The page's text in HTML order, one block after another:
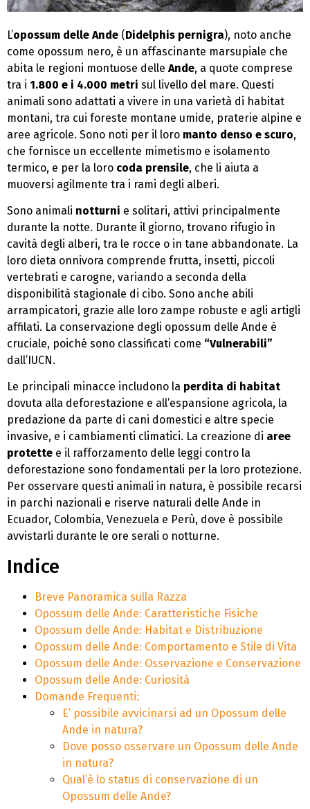
L’opossum delle Ande (Didelphis pernigra), noto anche
come opossum nero, è un affascinante marsupiale che
abita le regioni montuose delle Ande, a quote comprese
tra i 1.800 e i 4.000 metri sul livello del mare. Questi
animali sono adattati a vivere in una varietà di habitat
montani, tra cui foreste montane umide, praterie alpine e
aree agricole. Sono noti per il loro manto denso e scuro,
che fornisce un eccellente mimetismo e isolamento
termico, e per la loro coda prensile, che li aiuta a
muoversi agilmente tra i rami degli alberi.
Sono animali notturni e solitari, attivi principalmente
durante la notte. Durante il giorno, trovano rifugio in
cavità degli alberi, tra le rocce o in tane abbandonate. La
loro dieta onnivora comprende frutta, insetti, piccoli
vertebrati e carogne, variando a seconda della
disponibilità stagionale di cibo. Sono anche abili
arrampicatori, grazie alle loro zampe robuste e agli artigli
affilati. La conservazione degli opossum delle Ande è
cruciale, poiché sono classificati come “Vulnerabili”
dall’IUCN.
Le principali minacce includono la perdita di habitat
dovuta alla deforestazione e all’espansione agricola, la
predazione da parte di cani domestici e altre specie
invasive, e i cambiamenti climatici. La creazione di aree
protette e il rafforzamento delle leggi contro la
deforestazione sono fondamentali per la loro protezione.
Per osservare questi animali in natura, è possibile recarsi
in parchi nazionali e riserve naturali delle Ande in
Ecuador, Colombia, Venezuela e Perù, dove è possibile
avvistarli durante le ore serali o notturne.
Indice
Breve Panoramica sulla Razza
Opossum delle Ande: Caratteristiche Fisiche
Opossum delle Ande: Habitat e Distribuzione
Opossum delle Ande: Comportamento e Stile di Vita
Opossum delle Ande: Osservazione e Conservazione
Opossum delle Ande: Curiosità
Domande Frequenti:
E’ possibile avvicinarsi ad un Opossum delle
Ande in natura?
Dove posso osservare un Opossum delle Ande
in natura?
Qual’è lo status di conservazione di un
Opossum delle Ande?